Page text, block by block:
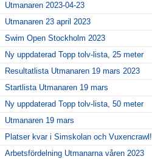
Utmanaren 2023-04-23
Utmanaren 23 april 2023
Swim Open Stockholm 2023
Ny uppdaterad Topp tolv-lista, 25 meter
Resultatlista Utmanaren 19 mars 2023
Startlista Utmanaren 19 mars
Ny uppdaterad Topp tolv-lista, 50 meter
Utmanaren 19 mars
Platser kvar i Simskolan och Vuxencrawl!
Arbetsfördelning Utmanarna våren 2023